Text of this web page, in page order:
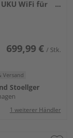
WiFi für
699,99 € / Stk.
Versand
Stoellger
1 weiterer Händler